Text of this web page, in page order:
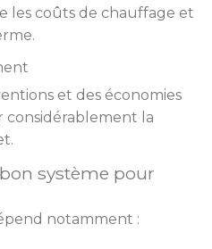
les coûts de chauffage et
et des économies
considérablement la
système pour
notamment :